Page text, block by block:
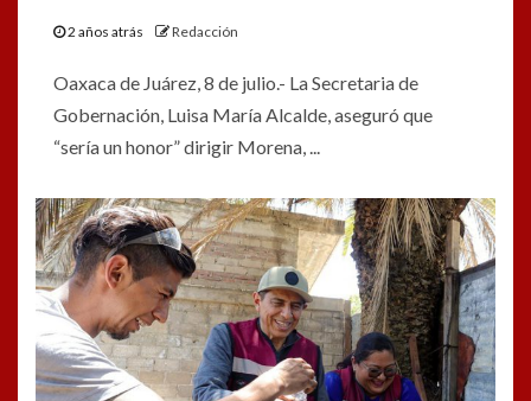
2 años atrás Redacción
Oaxaca de Juárez, 8 de julio.- La Secretaria de
Gobernación, Luisa María Alcalde, aseguró que
“sería un honor” dirigir Morena, ...